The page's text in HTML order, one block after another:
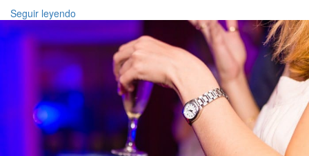
Seguir leyendo